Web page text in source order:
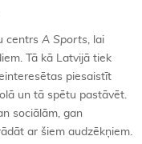
centrs A Sports, lai
Tā kā Latvijā tiek
piesaistīt
un tā spētu pastāvēt.
sociālām, gan
ar šiem audzēkņiem.